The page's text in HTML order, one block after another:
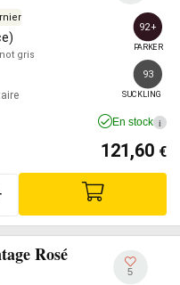
gris
92+
PARKER
93
SUCKLING
En stock i
121,60 €
Rosé
5